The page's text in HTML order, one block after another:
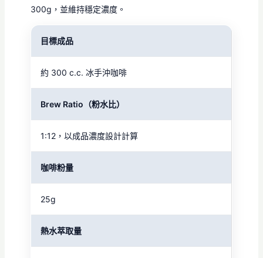
300g，並維持穩定濃度。
目標成品
約 300 c.c. 冰手沖咖啡
Brew Ratio（粉水比）
1:12，以成品濃度設計計算
咖啡粉量
25g
熱水萃取量